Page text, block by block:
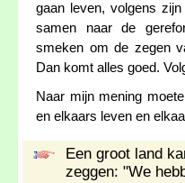
gaan leven, volgens
samen naar de
smeken om de zegen
Dan komt alles goed.
Naar mijn mening
en elkaars leven en
Een groot land
zeggen: "We